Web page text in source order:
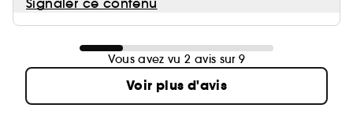
Signaler ce contenu
Vous avez vu 2 avis sur 9
Voir plus d'avis